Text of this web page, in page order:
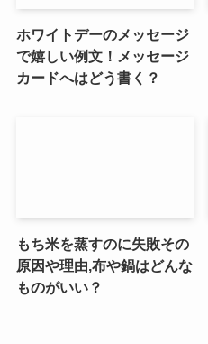
ホワイトデーのメッセージ
で嬉しい例文！メッセージ
カードへはどう書く？
もち米を蒸すのに失敗その
原因や理由,布や鍋はどんな
ものがいい？